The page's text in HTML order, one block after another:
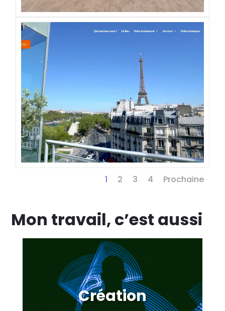
1 2 3 4 Prochaine
Mon travail, c’est aussi
Création